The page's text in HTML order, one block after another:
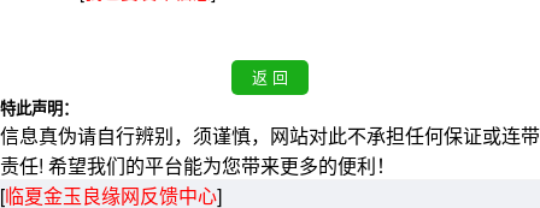
特此声明：
信息真伪请自行辨别，须谨慎，网站对此不承担任何保证或连带
责任! 希望我们的平台能为您带来更多的便利！
[临夏金玉良缘网反馈中心]